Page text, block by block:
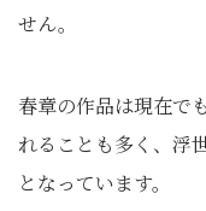
せん。
春章の作品は現在で
れることも多く、浮
となっています。